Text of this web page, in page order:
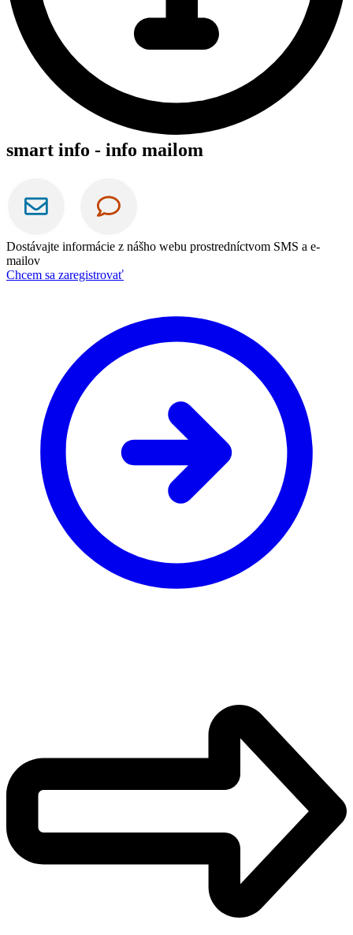
smart info - info mailom
Dostávajte informácie z nášho webu prostredníctvom SMS a e-
mailov
Chcem sa zaregistrovať